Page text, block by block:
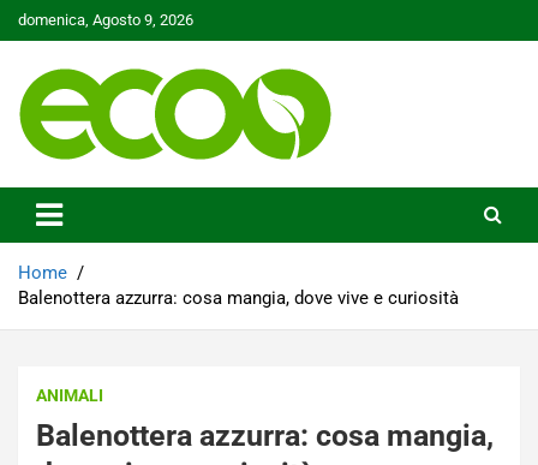
Skip
to
domenica, Agosto 9, 2026
Ecoo.it
Home
Balenottera azzurra: cosa mangia, dove vive e curiosità
ANIMALI
Balenottera azzurra: cosa mangia,